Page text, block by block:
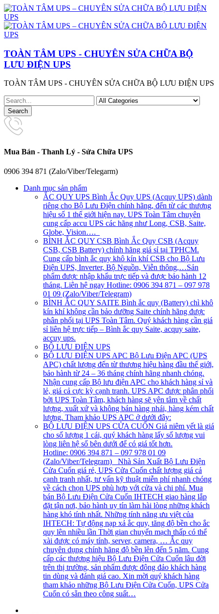
TOÀN TÂM UPS - CHUYÊN SỬA CHỮA BỘ
LƯU ĐIỆN UPS
TOÀN TÂM UPS - CHUYÊN SỬA CHỮA BỘ LƯU ĐIỆN UPS
Mua Bán - Thanh Lý - Sửa Chữa UPS
0906 394 871 (Zalo/Viber/Telegarm)
Danh mục sản phẩm
ẮC QUY UPS Bình Ắc Quy UPS (Acquy UPS) dành
riêng cho Bộ Lưu Điện chính hãng, đến từ các thương
hiệu số 1 thế giới hiện nay. UPS Toàn Tâm chuyên
cung cấp accu UPS các hãng như Long, CSB, Saite,
Globe, Vision….
BÌNH ẮC QUY CSB Bình Ắc Quy CSB (Acquy
CSB, CSB Battery) chính hãng giá sỉ tại TPHCM.
Cung cấp bình ắc quy khô kín khí CSB cho Bộ Lưu
Điện UPS, Inverter, Bộ Nguồn, Viễn thông,…Sản
phẩm được nhập khẩu trực tiếp và được bảo hành 12
tháng. Liên hệ ngay Hotline: 0906 394 871 – 097 978
01 09 (Zalo/Viber/Telegram)
BÌNH ẮC QUY SAITE Bình ắc quy (Battery) chì khô
kín khí không cần bảo dưỡng Saite chính hãng được
phân phối tại UPS Toàn Tâm. Quý khách hàng cần giá
sỉ liên hệ trực tiếp – Bình ắc quy Saite, acquy saite,
accuy ups.
BỘ LƯU ĐIỆN UPS
BỘ LƯU ĐIỆN UPS APC Bộ Lưu Điện APC (UPS
APC) chất lượng đến từ thương hiệu hàng đầu thế giới,
bảo hành từ 24 – 36 tháng chính hãng nhanh chóng.
Nhận cung cấp Bộ lưu điện APC cho khách hàng sỉ và
lẻ, giá cả cực kỳ cạnh tranh. UPS APC được phân phối
bởi UPS Toàn Tâm, khách hàng sẽ yên tâm về chất
lượng, xuất xứ và không bán hàng nhái, hàng kém chất
lượng. Tham khảo UPS APC ở dưới đây:
BỘ LƯU ĐIỆN UPS CỬA CUỐN Giá niêm yết là giá
cho số lượng 1 cái, quý khách hàng lấy số lượng vui
lòng liên hệ số bên dưới để có giá tốt hơn.
Hotline: 0906 394 871 – 097 978 01 09
(Zalo/Viber/Telegram) Nhà Sản Xuất Bộ Lưu Điện
Cửa Cuốn giá rẻ, UPS Cửa Cuốn chất lượng giá cả
cạnh tranh nhất, tư vấn kỹ thuật miễn phí nhanh chóng
về cách chọn UPS phù hợp với cửa và chi phí. Mua
bán Bộ Lưu Điện Cửa Cuốn IHTECH giao hàng lắp
đặt tận nơi, bảo hành uy tín làm hài lòng những khách
hàng khó tính nhất. Những tính năng ưu việt của
IHTECH: Tự động nạp xả ắc quy, tăng độ bền cho ắc
quy lên nhiều lần Thời gian chuyển mạch thấp có thể
xài được có máy tính, server, camera, … Ắc quy
chuyên dụng chính hãng độ bền lên đến 5 năm. Cung
cấp các thương hiệu Bộ Lưu Điện Cửa Cuốn lâu đời
trên thị trường, sản phẩm được đông đảo khách hàng
tin dùng và đánh giá cao. Xin mời quý khách hàng
tham khảo những Bộ Lưu Điện Cửa Cuốn, UPS Cửa
Cuốn có sẵn theo công suất…